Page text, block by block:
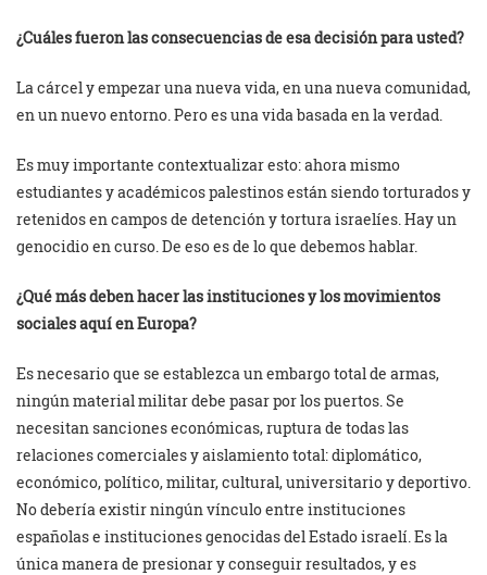
¿Cuáles fueron las consecuencias de esa decisión para usted?
La cárcel y empezar una nueva vida, en una nueva comunidad,
en un nuevo entorno. Pero es una vida basada en la verdad.
Es muy importante contextualizar esto: ahora mismo
estudiantes y académicos palestinos están siendo torturados y
retenidos en campos de detención y tortura israelíes. Hay un
genocidio en curso. De eso es de lo que debemos hablar.
¿Qué más deben hacer las instituciones y los movimientos
sociales aquí en Europa?
Es necesario que se establezca un embargo total de armas,
ningún material militar debe pasar por los puertos. Se
necesitan sanciones económicas, ruptura de todas las
relaciones comerciales y aislamiento total: diplomático,
económico, político, militar, cultural, universitario y deportivo.
No debería existir ningún vínculo entre instituciones
españolas e instituciones genocidas del Estado israelí. Es la
única manera de presionar y conseguir resultados, y es